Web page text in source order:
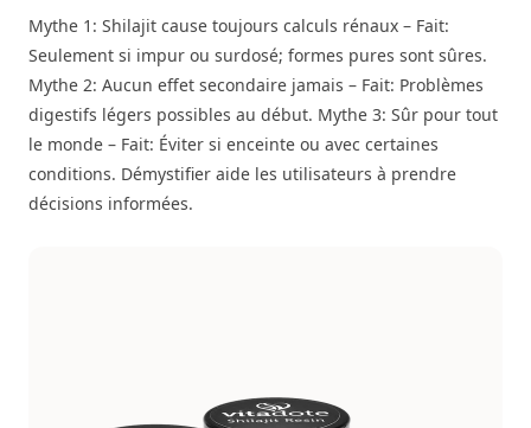
Mythe 1: Shilajit cause toujours calculs rénaux – Fait:
Seulement si impur ou surdosé; formes pures sont sûres.
Mythe 2: Aucun effet secondaire jamais – Fait: Problèmes
digestifs légers possibles au début. Mythe 3: Sûr pour tout
le monde – Fait: Éviter si enceinte ou avec certaines
conditions. Démystifier aide les utilisateurs à prendre
décisions informées.